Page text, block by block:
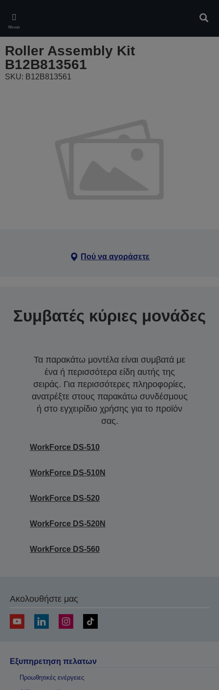
main
content
Μενού
Roller Assembly Kit
B12B813561
SKU: B12B813561
Πού να αγοράσετε
Συμβατές κύριες μονάδες
Τα παρακάτω μοντέλα είναι συμβατά με
ένα ή περισσότερα είδη αυτής της
σειράς. Για περισσότερες πληροφορίες,
ανατρέξτε στους παρακάτω συνδέσμους
ή στο εγχειρίδιο χρήσης για το προϊόν
σας.
WorkForce DS-510
WorkForce DS-510N
WorkForce DS-520
WorkForce DS-520N
WorkForce DS-560
Ακολουθήστε μας
Εξυπηρετηση πελατων
Προωθητικές ενέργειες